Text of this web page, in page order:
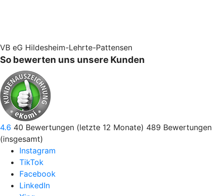
VB eG Hildesheim-Lehrte-Pattensen
So bewerten uns unsere Kunden
4.6 40 Bewertungen (letzte 12 Monate) 489 Bewertungen
(insgesamt)
Instagram
TikTok
Facebook
LinkedIn